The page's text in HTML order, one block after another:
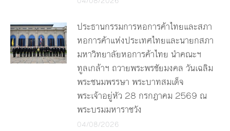
ประธานกรรมการหอการค้าไทยและสภา
หอการค้าแห่งประเทศไทยและนายกสภา
มหาวิทยาลัยหอการค้าไทย นำคณะฯ
ทูลเกล้าฯ ถวายพระพรชัยมงคล วันเฉลิม
พระชนมพรรษา พระบาทสมเด็จ
พระเจ้าอยู่หัว 28 กรกฎาคม 2569 ณ
พระบรมมหาราชวัง
04/08/2026